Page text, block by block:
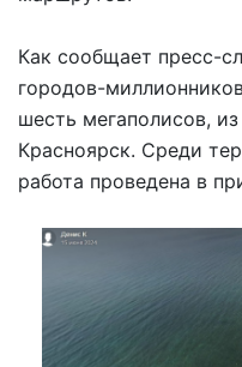
Как сообщает пресс-
городов-
шесть мегаполисов,
Красноярск. Среди
работа проведена в